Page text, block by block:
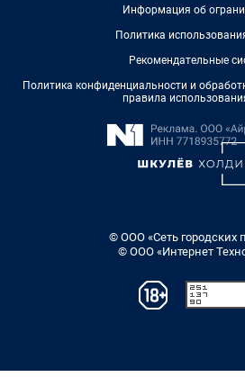
Информация об
Политика
Рекомендательные
Политика конфиденциальности и
правила
© ООО «Сеть городских
© ООО «Интернет